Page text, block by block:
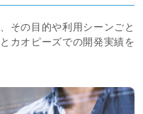
その目的や利用シーンごと
カオピーズでの開発実績を